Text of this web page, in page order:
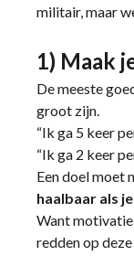
militair, maar
1) Maak
De meeste
groot zijn.
“Ik ga 5 keer
“Ik ga 2 keer
Een doel moet
haalbaar als
Want motivatie
redden op